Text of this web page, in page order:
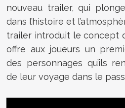
nouveau trailer, qui
dans l’histoire et
trailer introduit le concept
offre aux joueurs un
des personnages qu’ils
de leur voyage dans le